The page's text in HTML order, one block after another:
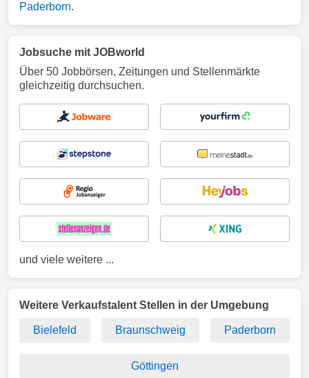
Paderborn.
Jobsuche mit JOBworld
Über 50 Jobbörsen, Zeitungen und Stellenmärkte
gleichzeitig durchsuchen.
und viele weitere ...
Weitere Verkaufstalent Stellen in der Umgebung
Bielefeld Braunschweig Paderborn
Göttingen